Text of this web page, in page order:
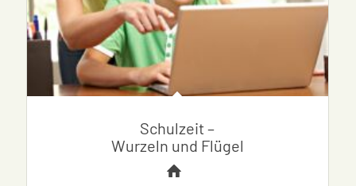
Schulzeit –
Wurzeln und Flügel